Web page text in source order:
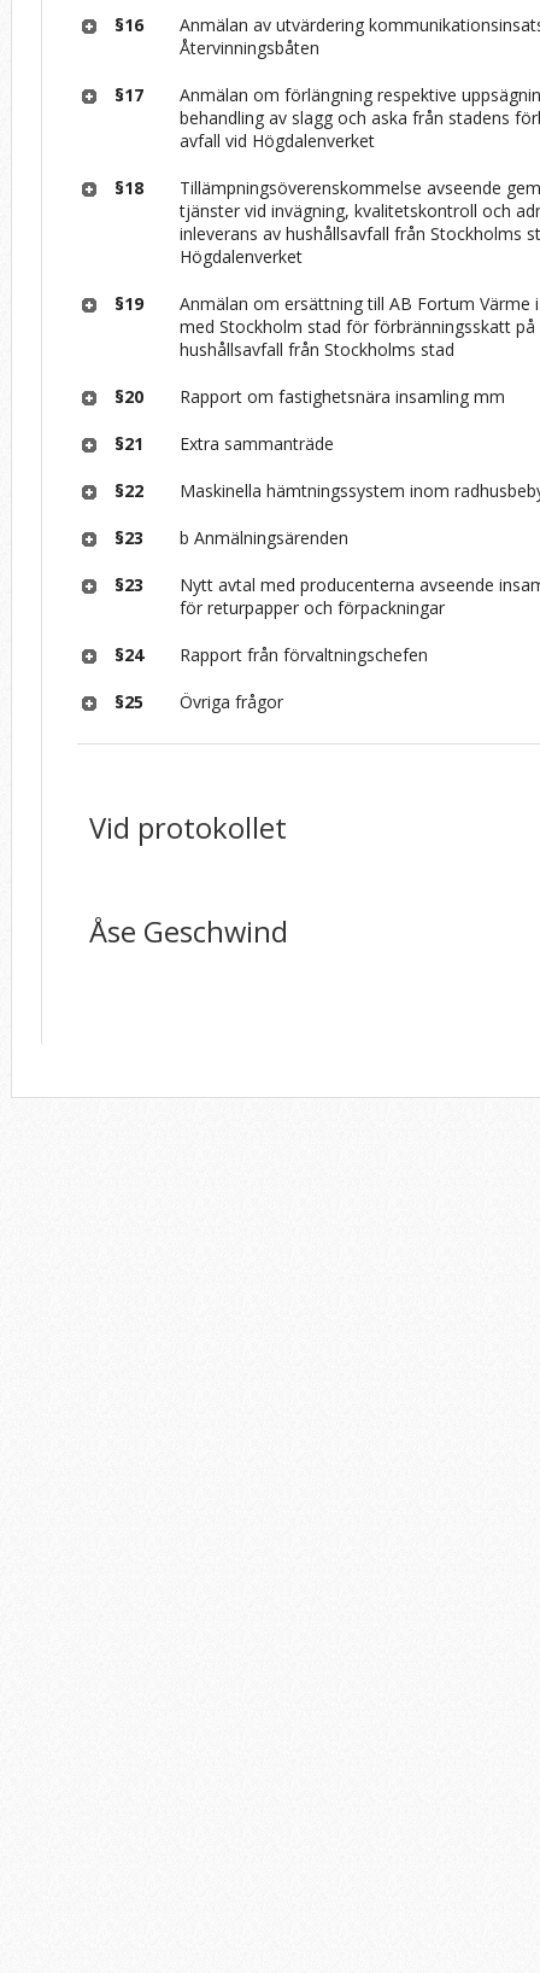
§16
Anmälan av utvärdering
Återvinningsbåten
§17
Anmälan om förlängning respektive
behandling av slagg och aska från stadens
avfall vid Högdalenverket
§18
Tillämpningsöverenskommelse avseende
tjänster vid invägning, kvalitetskontroll och
inleverans av hushållsavfall från Stockholms
Högdalenverket
§19
Anmälan om ersättning till AB Fortum Värme
med Stockholm stad för förbränningsskatt
hushållsavfall från Stockholms stad
§20 Rapport om fastighetsnära insamling mm
§21 Extra sammanträde
§22 Maskinella hämtningssystem inom
§23 b Anmälningsärenden
§23
Nytt avtal med producenterna avseende
för returpapper och förpackningar
§24 Rapport från förvaltningschefen
§25 Övriga frågor
Vid protokollet
Åse Geschwind